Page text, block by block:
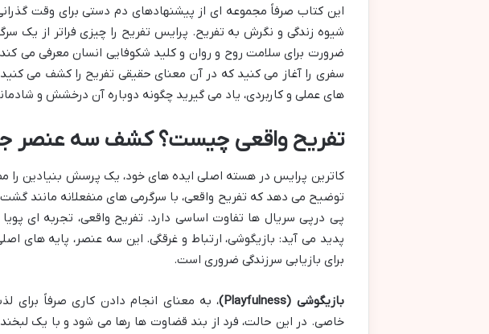
این کتاب صرفاً مجموعه ای از پیشنهادهای دم دستی برای وقت
شیوه زندگی و نگرش به تفریح. پرایس تفریح را چیزی فراتر از یک
ضرورت برای سلامت روح و روان و کلید شکوفایی انسان معرفی می
سفری را آغاز می کنید که در آن معنای حقیقی تفریح را کشف می
های عملی و کاربردی، یاد می گیرید چگونه دوباره آن درخشش و
تفریح واقعی چیست؟ کشف سه عنصر
کاترین پرایس در هسته اصلی ایده های خود، یک پرسش بنیادین را
توضیح می دهد که تفریح واقعی، با سرگرمی های منفعلانه مانند
پی درپی سریال ها تفاوت اساسی دارد. تفریح واقعی، تجربه ای
پدید می آید: بازیگوشی، ارتباط و غرقگی. این سه عنصر، پایه های
برای بازیابی سرزندگی ضروری است.
بازیگوشی (Playfulness)
، به معنای انجام دادن کاری صرفاً
خاصی. در این حالت، فرد از بند قضاوت ها رها می شود و با یک